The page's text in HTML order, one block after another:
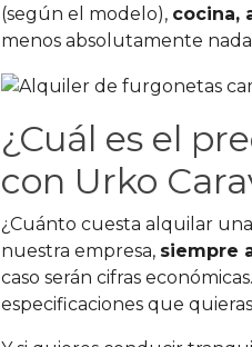
(según el modelo), cocina,
menos absolutamente
¿Cuál es el
con Urko
¿Cuánto cuesta alquilar
nuestra empresa, siempre
caso serán cifras
especificaciones que